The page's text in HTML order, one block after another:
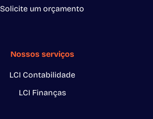
Solicite um orçamento
Nossos serviços
LCI Contabilidade
LCI Finanças